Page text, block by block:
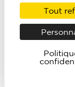
ON A
Tout